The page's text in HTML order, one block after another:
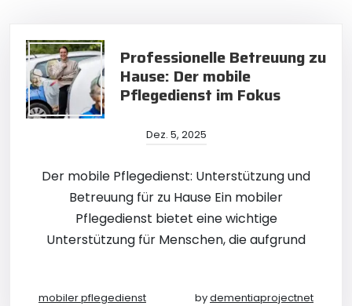
Professionelle Betreuung zu
Hause: Der mobile
Pflegedienst im Fokus
Dez. 5, 2025
Der mobile Pflegedienst: Unterstützung und
Betreuung für zu Hause Ein mobiler
Pflegedienst bietet eine wichtige
Unterstützung für Menschen, die aufgrund
mobiler pflegedienst bydementiaprojectnet